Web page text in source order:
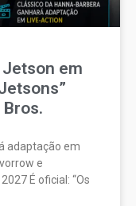
em
adaptação em
e
É oficial: “Os